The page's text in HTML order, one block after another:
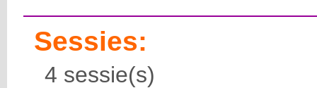
Sessies:
4 sessie(s)